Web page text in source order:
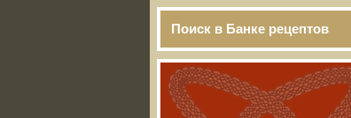
Поиск в Банке рецептов